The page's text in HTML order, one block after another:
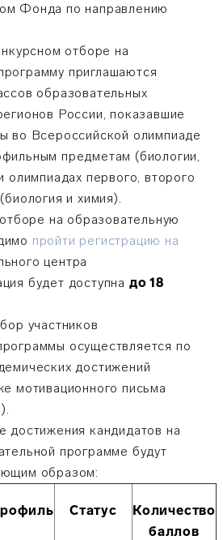
Фонда по направлению
отборе на
приглашаются
образовательных
России, показавшие
во Всероссийской олимпиаде
предметам (биологии,
олимпиадах первого, второго
и химия).
на образовательную
пройти регистрацию на
центра
будет доступна до 18
участников
осуществляется по
достижений
мотивационного письма
достижения кандидатов на
программе будут
образом:
Статус
Количество
баллов